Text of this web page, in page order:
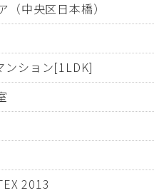
中央区日本橋）
ション[1LDK]
2013